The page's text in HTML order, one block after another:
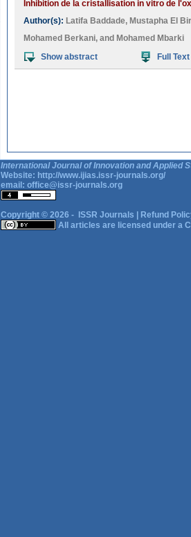
Inhibition de la cristallisation in vitro de
Author(s): Latifa Baddade, Mustapha El Bir
Mohamed Berkani, and Mohamed Mbarki
Show abstract
Full Text
International Journal of Innovation and Applied
Website: http://www.ijias.issr-journals.org/
email: office@issr-journals.org
Copyright © 2026 - ISSR Journals
Refund
All articles are licensed under a